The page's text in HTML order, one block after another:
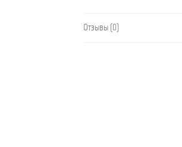
Отзывы (0)